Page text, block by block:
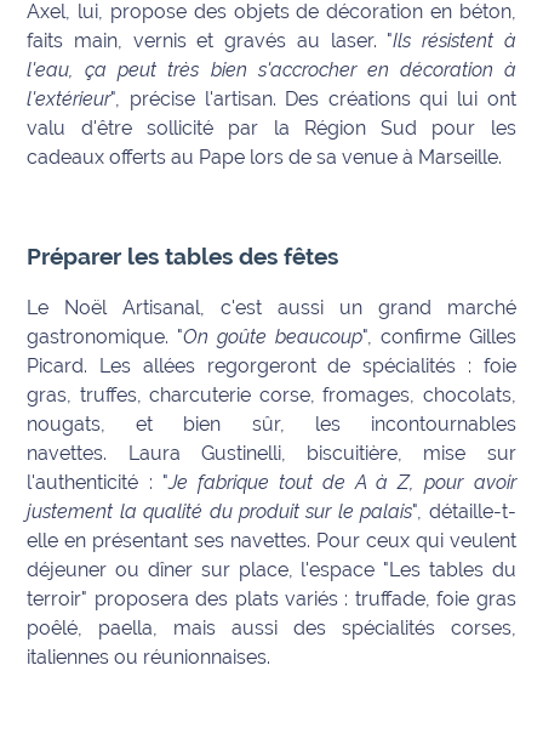
rouge
Maritima
L'anecdote
de Jeff
Coachs
Maritima
Bon
plan
sortie
Nous
contacter
Ecouter
Maritima
Axel, lui, propose des objets de décoration en béton,
faits main, vernis et gravés au laser. "Ils résistent à
l'eau, ça peut très bien s'accrocher en décoration à
l'extérieur", précise l'artisan. Des créations qui lui ont
valu d'être sollicité par la Région Sud pour les
cadeaux offerts au Pape lors de sa venue à Marseille.
Préparer les tables des fêtes
Le Noël Artisanal, c'est aussi un grand marché
gastronomique. "On goûte beaucoup", confirme Gilles
Picard. Les allées regorgeront de spécialités : foie
gras, truffes, charcuterie corse, fromages, chocolats,
nougats, et bien sûr, les incontournables
navettes. Laura Gustinelli, biscuitière, mise sur
l'authenticité : "Je fabrique tout de A à Z, pour avoir
justement la qualité du produit sur le palais", détaille-t-
elle en présentant ses navettes. Pour ceux qui veulent
déjeuner ou dîner sur place, l'espace "Les tables du
terroir" proposera des plats variés : truffade, foie gras
poêlé, paella, mais aussi des spécialités corses,
italiennes ou réunionnaises.